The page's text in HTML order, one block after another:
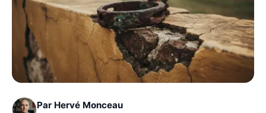
Par Hervé Monceau